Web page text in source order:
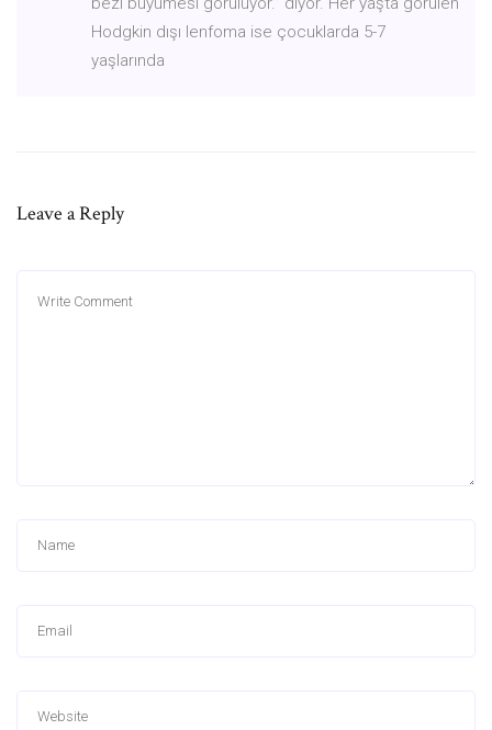
Hodgkin dışı lenfoma ise çocuklarda 5-7
yaşlarında
Leave a Reply